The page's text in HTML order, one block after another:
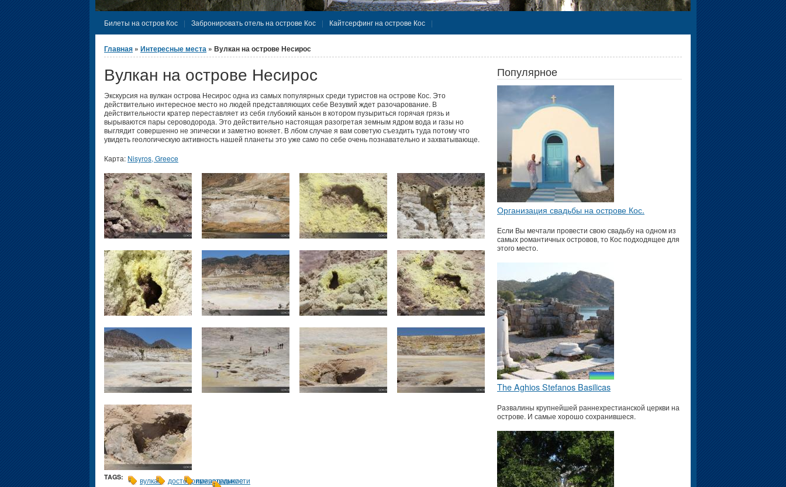
Билеты на остров Кос Забронировать отель на острове Кос Кайтсерфинг на острове Кос
Вы здесь
Главная » Интересные места » Вулкан на острове Несирос
Вулкан на острове Несирос
Экскурсия на вулкан острова Несирос одна из самых популярных среди туристов на острове Кос. Это
действительно интересное место но людей представляющих себе Везувий ждет разочарование. В
действительности кратер переставляет из себя глубокий каньон в котором пузыриться горячая грязь и
вырываются пары сероводорода. Это действительно настоящая разогретая земным ядром вода и газы но
выглядит совершенно не эпически и заметно воняет. В лбом случае я вам советую съездить туда потому что
увидеть геологическую активность нашей планеты это уже само по себе очень познавательно и захватывающе.
Карта: Nisyros, Greece
TAGS: вулкан достопримечательности
природадикие
Популярное
Организация свадьбы на острове Кос.
Если Вы мечтали провести свою свадьбу на одном из
самых романтичных островов, то Кос подходящее для
этого место.
The Aghios Stefanos Basilicas
Развалины крупнейшей раннехрестианской церкви на
острове. И самые хорошо сохранившеся.